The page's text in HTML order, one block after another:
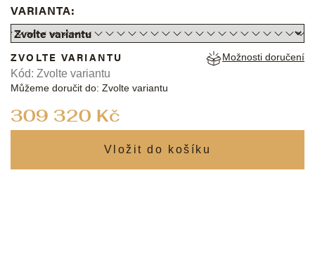
VARIANTA:
309 320 Kč
ZVOLTE VARIANTU
Můžeme doručit do: Zvolte variantu
Možnosti doručení
Kód: Zvolte variantu